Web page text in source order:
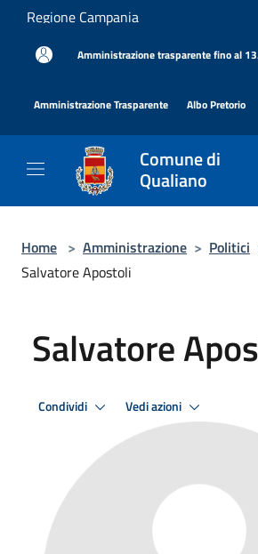
Salta al contenuto principale
Regione Campania
Amministrazione trasparente fino al
Amministrazione Trasparente Albo Pretorio
Comune di
Qualiano
Home > Amministrazione > Politici
Salvatore Apostoli
Salvatore
Condividi Vedi azioni